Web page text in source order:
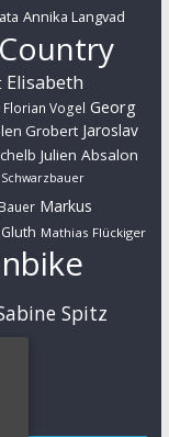
Annika Langvad
Elisabeth
Florian Vogel Georg
Grobert Jaroslav
Julien Absalon
Markus
Mathias Flückiger
Spitz